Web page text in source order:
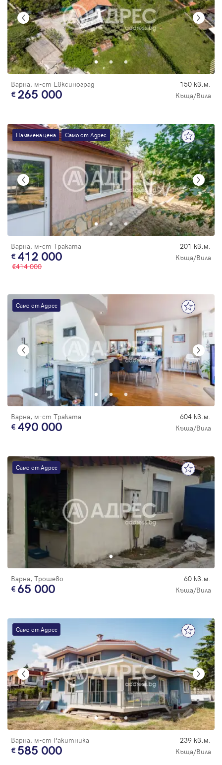
Варна, м-ст Евксиноград 150 кв.м.
265 000 Къща/Вила
Намалена цена Само от Адрес
Варна, м-ст Траката 201 кв.м.
412 000
Къща/Вила
414 000
Само от Адрес
Варна, м-ст Траката 604 кв.м.
490 000 Къща/Вила
Само от Адрес
Варна, Трошево 60 кв.м.
65 000 Къща/Вила
Само от Адрес
Варна, м-ст Ракитника 239 кв.м.
585 000 Къща/Вила